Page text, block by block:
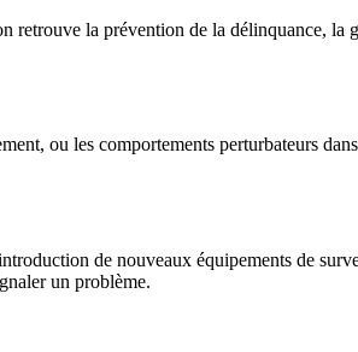
la prévention de la délinquance, la
ou les comportements perturbateurs
de nouveaux équipements de
un problème.